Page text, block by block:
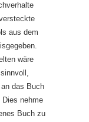
aus dem
wäre
das Buch
nehme
Buch zu